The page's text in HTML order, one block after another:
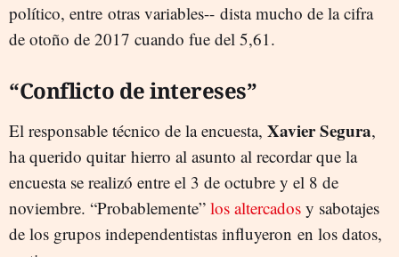
político, entre otras variables-- dista mucho de la cifra
de otoño de 2017 cuando fue del 5,61.
“Conflicto de intereses”
El responsable técnico de la encuesta, Xavier Segura,
ha querido quitar hierro al asunto al recordar que la
encuesta se realizó entre el 3 de octubre y el 8 de
noviembre. “Probablemente” los altercados y sabotajes
de los grupos independentistas influyeron en los datos,